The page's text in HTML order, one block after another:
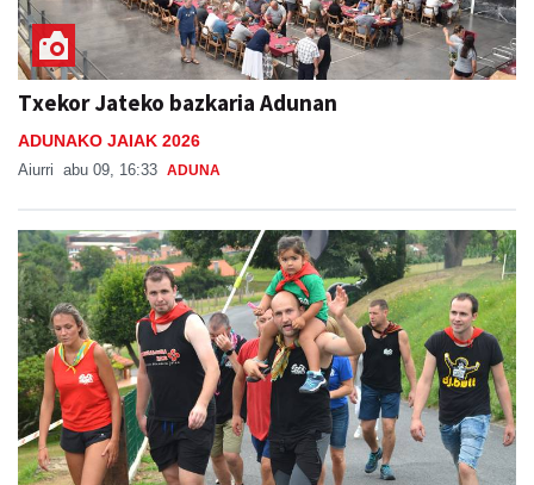
Txekor Jateko bazkaria Adunan
ADUNAKO JAIAK 2026
Aiurri abu 09, 16:33 ADUNA